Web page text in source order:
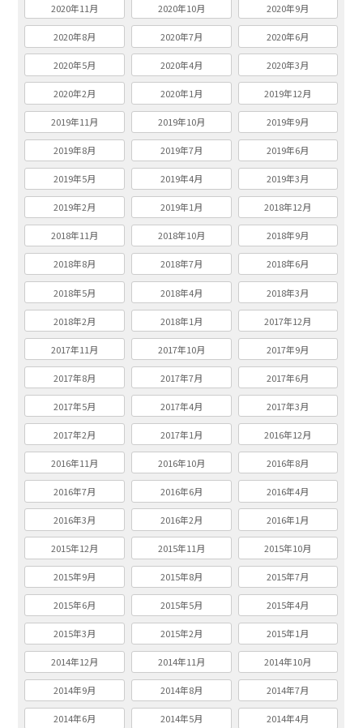
2020年11月 2020年10月 2020年9月
2020年8月 2020年7月 2020年6月
2020年5月 2020年4月 2020年3月
2020年2月 2020年1月 2019年12月
2019年11月 2019年10月 2019年9月
2019年8月 2019年7月 2019年6月
2019年5月 2019年4月 2019年3月
2019年2月 2019年1月 2018年12月
2018年11月 2018年10月 2018年9月
2018年8月 2018年7月 2018年6月
2018年5月 2018年4月 2018年3月
2018年2月 2018年1月 2017年12月
2017年11月 2017年10月 2017年9月
2017年8月 2017年7月 2017年6月
2017年5月 2017年4月 2017年3月
2017年2月 2017年1月 2016年12月
2016年11月 2016年10月 2016年8月
2016年7月 2016年6月 2016年4月
2016年3月 2016年2月 2016年1月
2015年12月 2015年11月 2015年10月
2015年9月 2015年8月 2015年7月
2015年6月 2015年5月 2015年4月
2015年3月 2015年2月 2015年1月
2014年12月 2014年11月 2014年10月
2014年9月 2014年8月 2014年7月
2014年6月 2014年5月 2014年4月